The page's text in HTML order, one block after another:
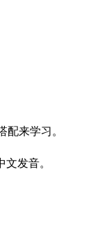
配来学习。
文发音。